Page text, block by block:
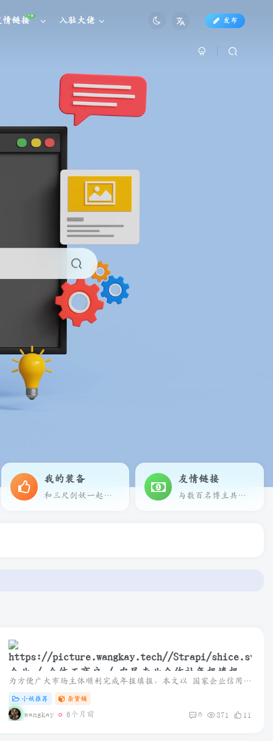
情链接
+1
入驻大佬 发布
我的装备
和三尺剑妖一起享受科技带来的乐趣
友情链接
与数百名博主共同进步
企业 / 个体工商户 / 农民专业合作社年报填报指
南
为方便广大市场主体顺利完成年报填报，本文以 国家企业信用信息公示系统（黑龙江） 为例，整理了完整填报流程及操作说明，通过电脑或手机即可轻松完成。
小妖推荐 杂货铺
wangkay 6个月前 0 371 11